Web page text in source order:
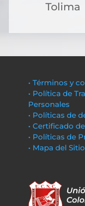
Tolima
• Términos y
• Política de
Personales
• Políticas de
• Certificado
• Políticas de
• Mapa del Sitio